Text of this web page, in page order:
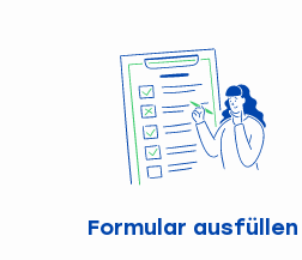
Formular ausfüllen